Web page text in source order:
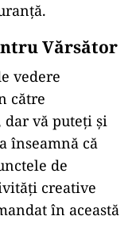
Vărsător
vedere
către
dar vă puteţi şi
înseamnă că
de
creative
în această